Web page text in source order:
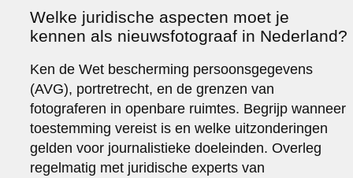
Welke juridische aspecten moet je
kennen als nieuwsfotograaf in Nederland?
Ken de Wet bescherming persoonsgegevens
(AVG), portretrecht, en de grenzen van
fotograferen in openbare ruimtes. Begrijp wanneer
toestemming vereist is en welke uitzonderingen
gelden voor journalistieke doeleinden. Overleg
regelmatig met juridische experts van